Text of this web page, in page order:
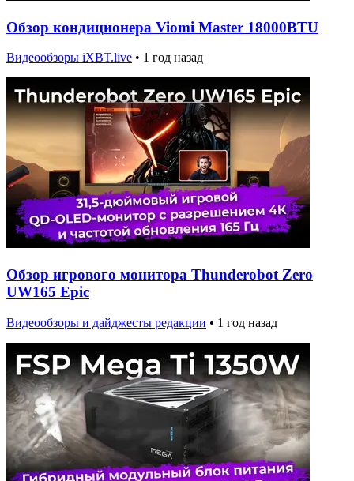
Обзор кондиционера Viomi Master 18000BTU
Видеообзоры iXBT.live • 1 год назад
Обзор игрового монитора Thunderobot Zero
UW165 Epic
Видеообзоры и дайджесты редакции • 1 год назад